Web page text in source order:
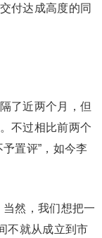
付达成高度的同
了近两个月，但
不过相比前两个
置评”，如今李
然，我们想把一
不就从成立到市